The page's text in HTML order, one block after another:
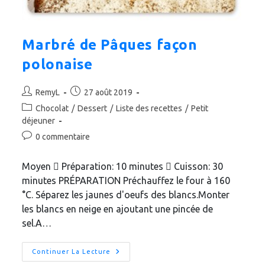
Marbré de Pâques façon
polonaise
Auteur/autrice
de
la
publication :
RemyL
Publication
publiée :
27 août 2019
Post
category:
Chocolat / Dessert / Liste des recettes / Petit
déjeuner
Commentaires
la
publication :
0 commentaire
Moyen  Préparation: 10 minutes  Cuisson: 30
minutes PRÉPARATION Préchauffez le four à 160
°C. Séparez les jaunes d'oeufs des blancs.Monter
les blancs en neige en ajoutant une pincée de
sel.A…
Continuer La Lecture
Marbré
De